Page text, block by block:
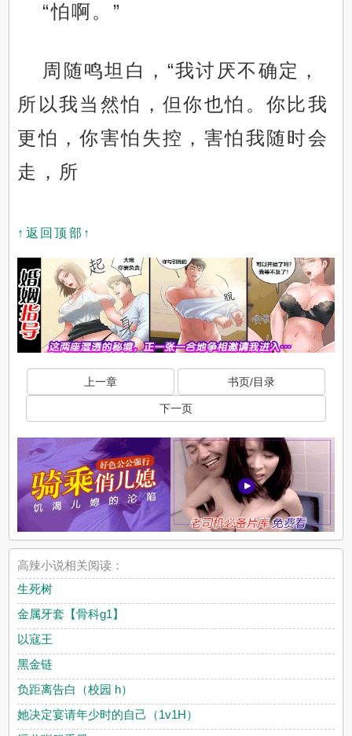
“怕啊。”
周随鸣坦白，“我讨厌不确定，
所以我当然怕，但你也怕。你比我
更怕，你害怕失控，害怕我随时会
走，所
↑返回顶部↑
上一章 书页/目录
下一页
高辣小说相关阅读：
生死树
金属牙套【骨科g1】
以寇王
黑金链
负距离告白（校园 h）
她决定宴请年少时的自己（1v1H）